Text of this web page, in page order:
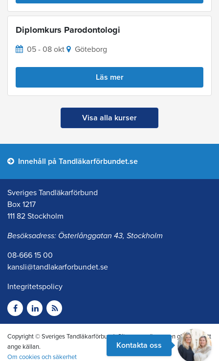
Diplomkurs Parodontologi
05 - 08 okt Göteborg
Läs mer
Visa alla kurser
Kontakta oss
Innehåll på Tandläkarförbundet.se
Sveriges Tandläkarförbund
Box 1217
111 82 Stockholm
Besöksadress: Österlånggatan 43, Stockholm
08-666 15 00
kansli@tandlakarforbundet.se
Integritetspolicy
Copyright © Sveriges Tandläkarförbund. Citera oss gärna men glöm inte att
ange källan.
Om cookies och säkerhet